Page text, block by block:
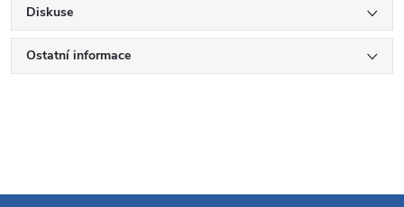
Diskuse
Ostatní informace